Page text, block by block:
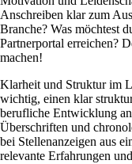
Anschreiben klar zum
Branche? Was möchtest
Partnerportal erreichen?
machen!
Klarheit und Struktur im
wichtig, einen klar
berufliche Entwicklung
Überschriften und
bei Stellenanzeigen aus
relevante Erfahrungen